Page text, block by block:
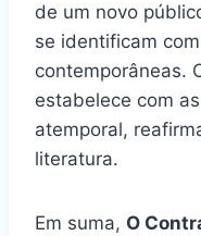
de um novo
se identificam
contemporâneas.
estabelece com
atemporal,
literatura.
Em suma, O